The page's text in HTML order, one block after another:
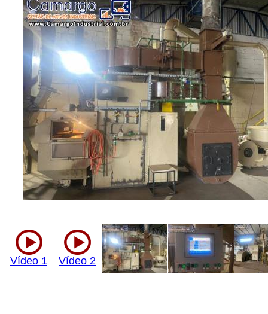
Vídeo 1 Vídeo 2